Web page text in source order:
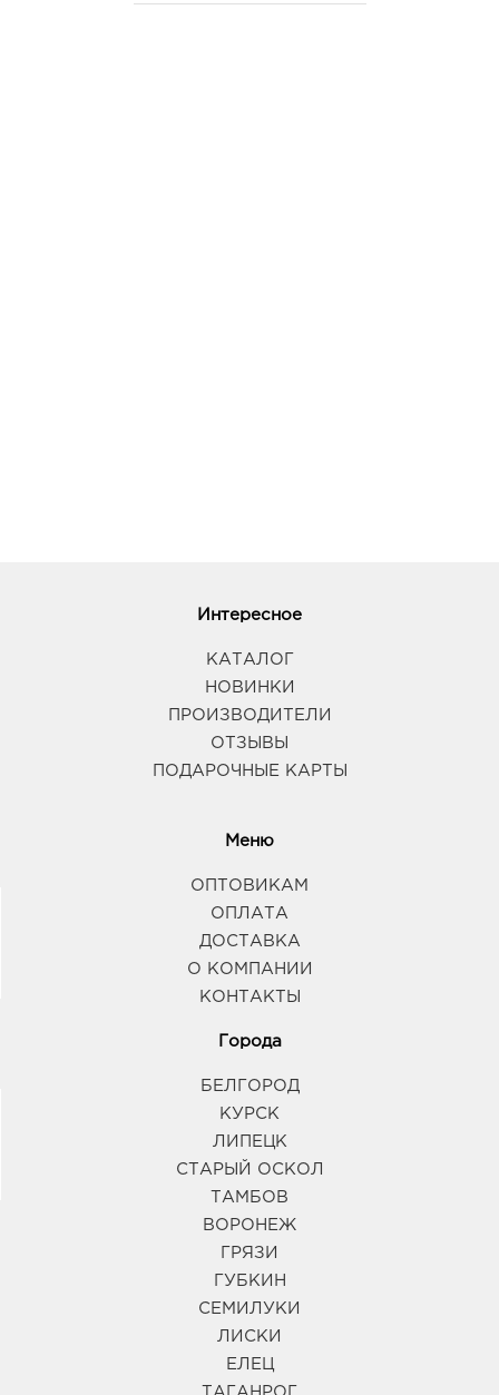
Интересное
КАТАЛОГ
НОВИНКИ
ПРОИЗВОДИТЕЛИ
ОТЗЫВЫ
ПОДАРОЧНЫЕ КАРТЫ
Меню
ОПТОВИКАМ
ОПЛАТА
ДОСТАВКА
О КОМПАНИИ
КОНТАКТЫ
Города
БЕЛГОРОД
КУРСК
ЛИПЕЦК
СТАРЫЙ ОСКОЛ
ТАМБОВ
ВОРОНЕЖ
ГРЯЗИ
ГУБКИН
СЕМИЛУКИ
ЛИСКИ
ЕЛЕЦ